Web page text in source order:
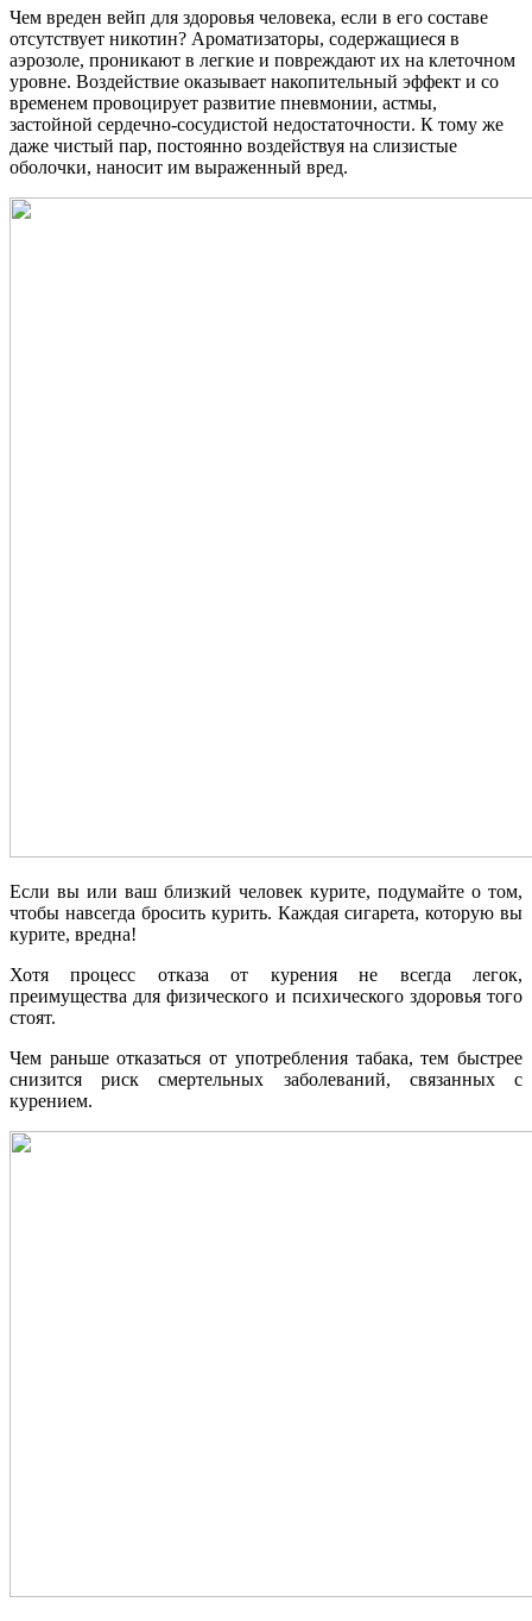
Чем вреден вейп для здоровья человека, если в его составе
отсутствует никотин? Ароматизаторы, содержащиеся в
аэрозоле, проникают в легкие и повреждают их на клеточном
уровне. Воздействие оказывает накопительный эффект и со
временем провоцирует развитие пневмонии, астмы,
застойной сердечно-сосудистой недостаточности. К тому же
даже чистый пар, постоянно воздействуя на слизистые
оболочки, наносит им выраженный вред.
Если вы или ваш близкий человек курите, подумайте о том,
чтобы навсегда бросить курить. Каждая сигарета, которую вы
курите, вредна!
Хотя процесс отказа от курения не всегда легок,
преимущества для физического и психического здоровья того
стоят.
Чем раньше отказаться от употребления табака, тем быстрее
снизится риск смертельных заболеваний, связанных с
курением.